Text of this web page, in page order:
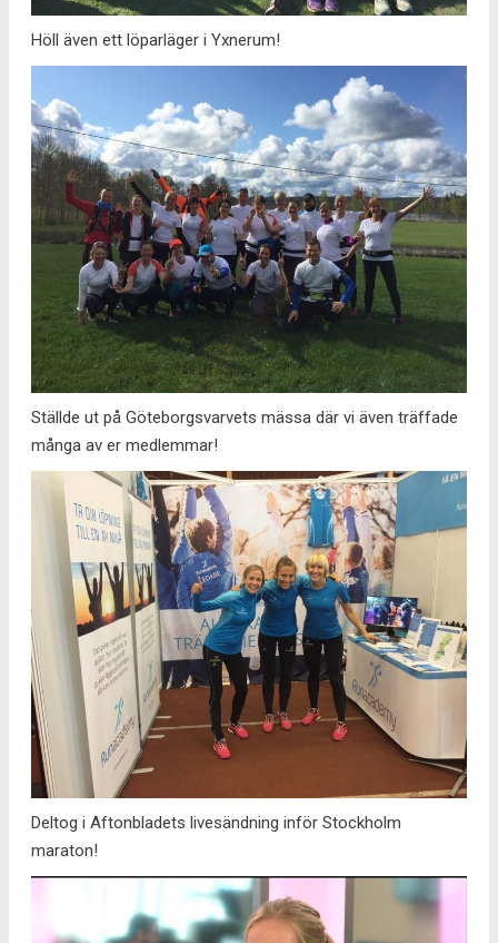
Höll även ett löparläger i Yxnerum!
Ställde ut på Göteborgsvarvets mässa där vi även träffade
många av er medlemmar!
Deltog i Aftonbladets livesändning inför Stockholm
maraton!